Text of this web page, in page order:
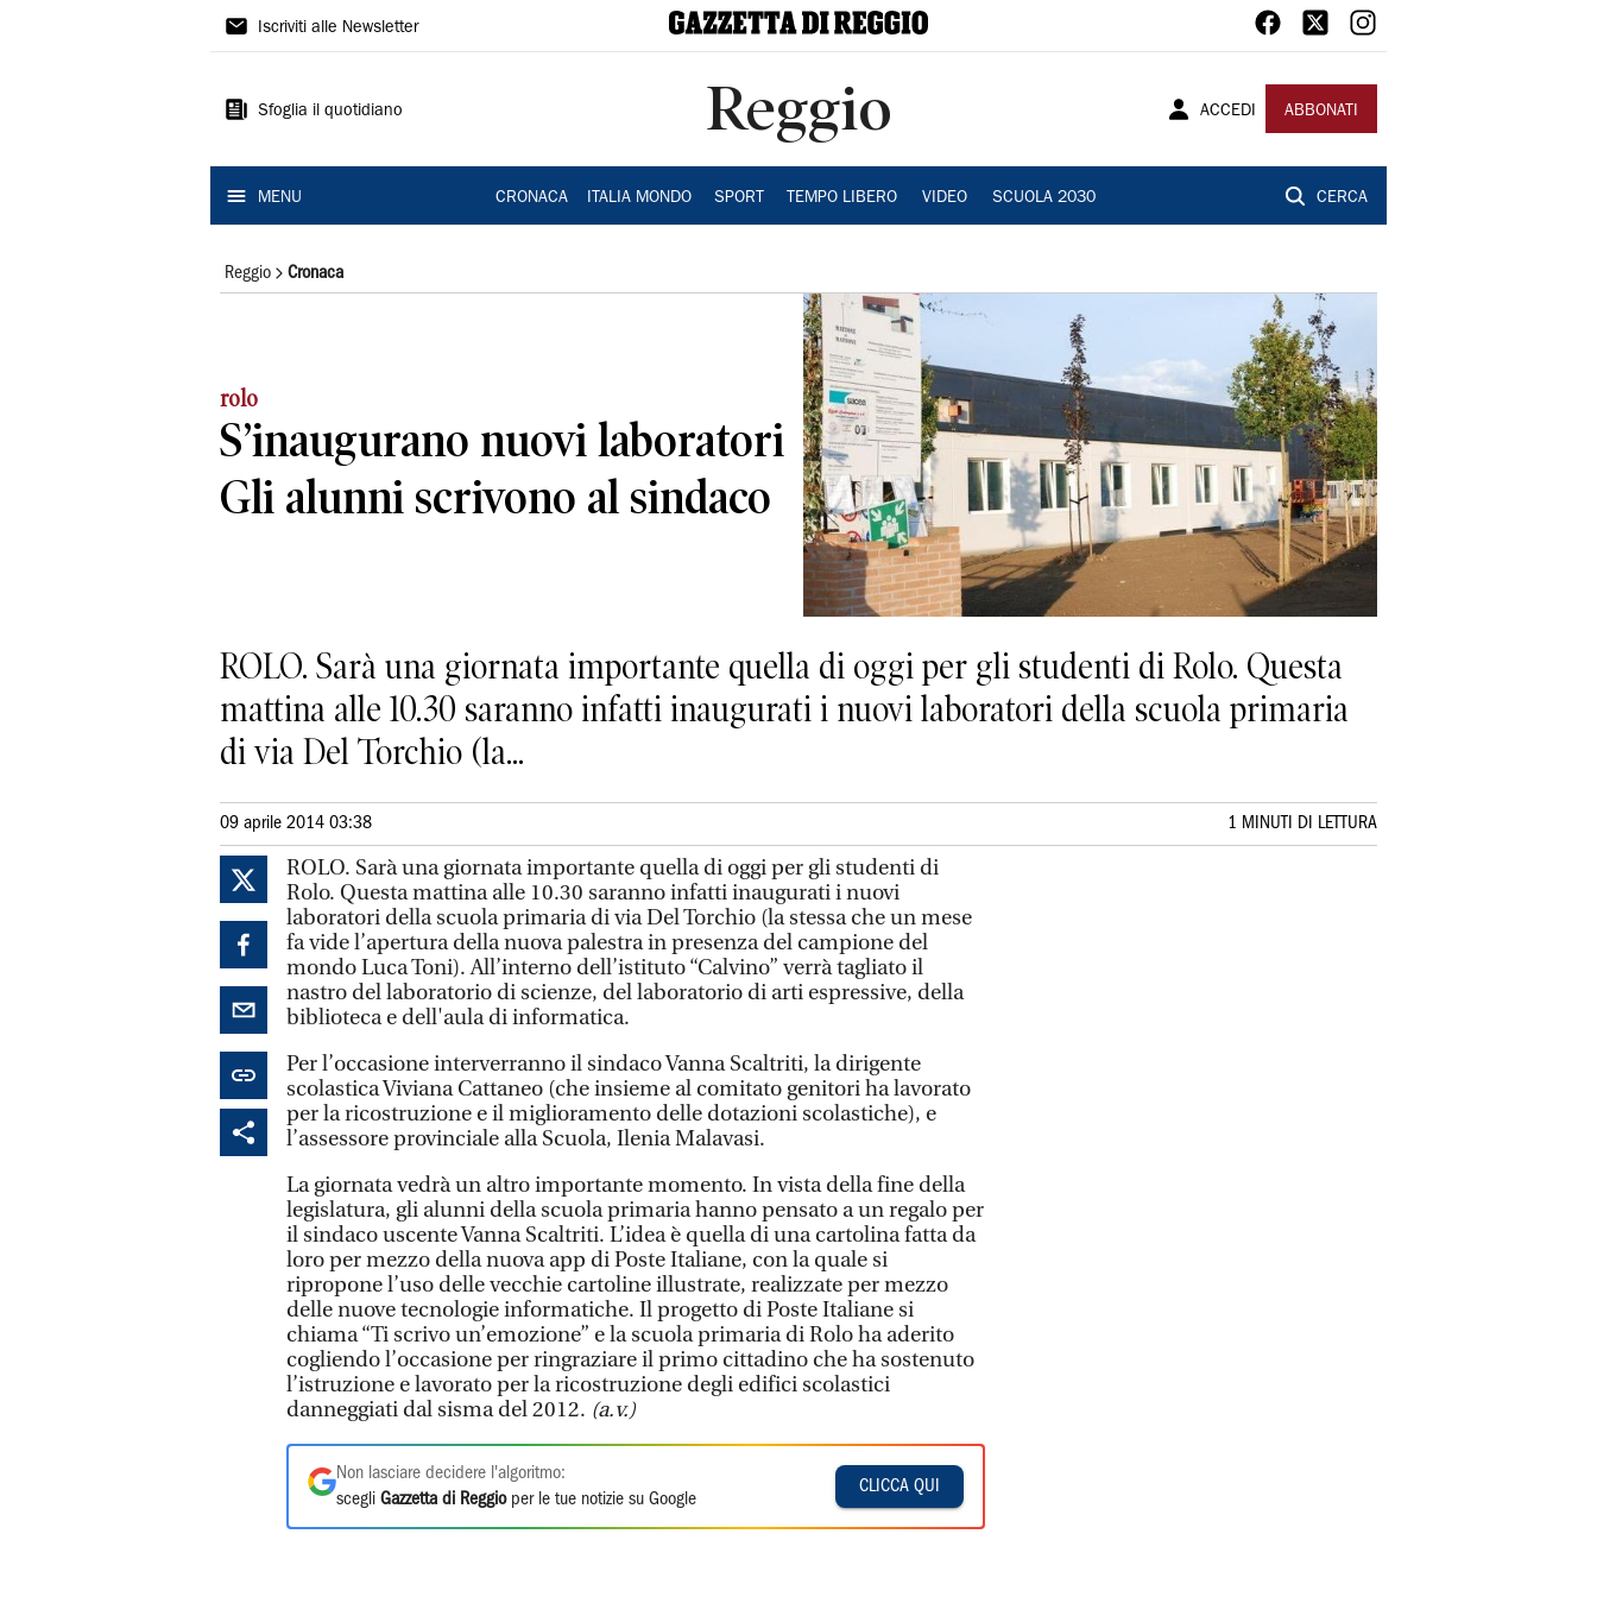
Gazzetta
Reggio
Iscriviti alle Newsletter
Sfoglia il quotidiano Reggio ACCEDI ABBONATI
MENU CRONACA ITALIA MONDO SPORT TEMPO LIBERO VIDEO SCUOLA 2030 CERCA
Reggio Cronaca
rolo
S’inaugurano nuovi laboratori
Gli alunni scrivono al sindaco
ROLO. Sarà una giornata importante quella di oggi per gli studenti di Rolo. Questa
mattina alle 10.30 saranno infatti inaugurati i nuovi laboratori della scuola primaria
di via Del Torchio (la...
09 aprile 2014 03:38 1 MINUTI DI LETTURA
ROLO. Sarà una giornata importante quella di oggi per gli studenti di
Rolo. Questa mattina alle 10.30 saranno infatti inaugurati i nuovi
laboratori della scuola primaria di via Del Torchio (la stessa che un mese
fa vide l’apertura della nuova palestra in presenza del campione del
mondo Luca Toni). All’interno dell’istituto “Calvino” verrà tagliato il
nastro del laboratorio di scienze, del laboratorio di arti espressive, della
biblioteca e dell'aula di informatica.
Per l’occasione interverranno il sindaco Vanna Scaltriti, la dirigente
scolastica Viviana Cattaneo (che insieme al comitato genitori ha lavorato
per la ricostruzione e il miglioramento delle dotazioni scolastiche), e
l’assessore provinciale alla Scuola, Ilenia Malavasi.
La giornata vedrà un altro importante momento. In vista della fine della
legislatura, gli alunni della scuola primaria hanno pensato a un regalo per
il sindaco uscente Vanna Scaltriti. L’idea è quella di una cartolina fatta da
loro per mezzo della nuova app di Poste Italiane, con la quale si
ripropone l’uso delle vecchie cartoline illustrate, realizzate per mezzo
delle nuove tecnologie informatiche. Il progetto di Poste Italiane si
chiama “Ti scrivo un’emozione” e la scuola primaria di Rolo ha aderito
cogliendo l’occasione per ringraziare il primo cittadino che ha sostenuto
l’istruzione e lavorato per la ricostruzione degli edifici scolastici
danneggiati dal sisma del 2012. (a.v.)
Non lasciare decidere l'algoritmo:
scegli Gazzetta di Reggioper le tue notizie su Google
CLICCA QUI